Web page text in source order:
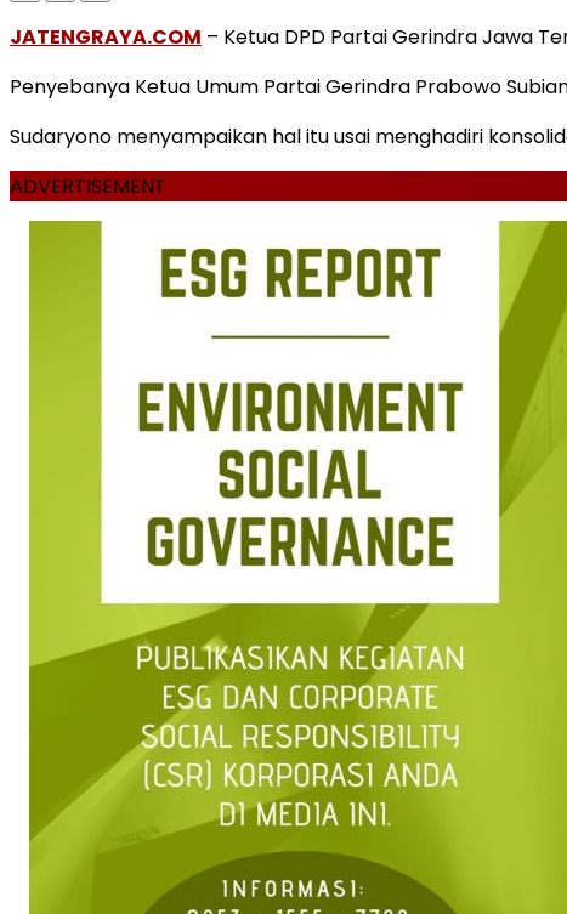
JATENGRAYA.COM – Ketua DPD Partai Gerindra Jawa
Penyebanya Ketua Umum Partai Gerindra Prabowo
Sudaryono menyampaikan hal itu usai menghadiri
ADVERTISEMENT